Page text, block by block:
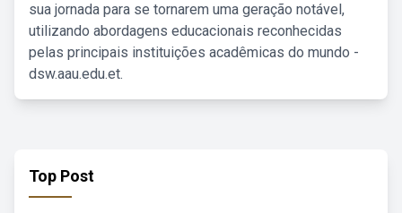
sua jornada para se tornarem uma geração notável,
utilizando abordagens educacionais reconhecidas
pelas principais instituições acadêmicas do mundo -
dsw.aau.edu.et.
Top Post